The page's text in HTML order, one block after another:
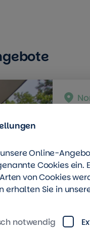
Online-
Cookies ein.
von Cookies
erhalten Sie in
notwendig